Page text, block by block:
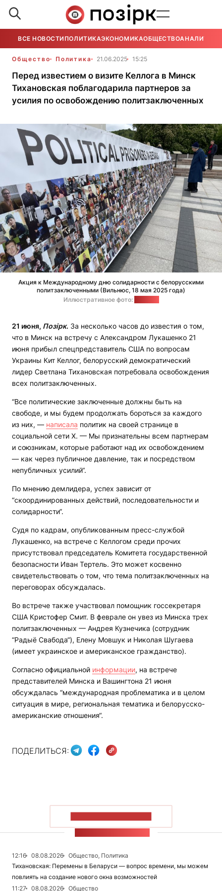
ВСЕ НОВОСТИ ПОЛИТИКАЭКОНОМИКАОБЩЕСТВОАНАЛИТИКА
Общество Политика 21.06.2025 15:25
Перед известием о визите Келлога в Минск
Тихановская поблагодарила партнеров за
усилия по освобождению политзаключенных
Акция к Международному дню солидарности с белорусскими
политзаключенными (Вильнюс, 18 мая 2025 года)
Иллюстративное фото:
21 июня, Позірк. За несколько часов до известия о том,
что в Минск на встречу с Александром Лукашенко 21
июня прибыл спецпредставитель США по вопросам
Украины Кит Келлог, белорусский демократический
лидер Светлана Тихановская потребовала освобождения
всех политзаключенных.
“Все политические заключенные должны быть на
свободе, и мы будем продолжать бороться за каждого
из них, — написала политик на своей странице в
социальной сети Х. — Мы признательны всем партнерам
и союзникам, которые работают над их освобождением
— как через публичное давление, так и посредством
непубличных усилий“.
По мнению демлидера, успех зависит от
“скоординированных действий, последовательности и
солидарности“.
Судя по кадрам, опубликованным пресс-службой
Лукашенко, на встрече с Келлогом среди прочих
присутствовал председатель Комитета государственной
безопасности Иван Тертель. Это может косвенно
свидетельствовать о том, что тема политзаключенных на
переговорах обсуждалась.
Во встрече также участвовал помощник госсекретаря
США Кристофер Смит. В феврале он увез из Минска трех
политзаключенных — Андрея Кузнечика (сотрудник
“Радыё Свабода“), Елену Мовшук и Николая Шугаева
(имеет украинское и американское гражданство).
Согласно официальной информации, на встрече
представителей Минска и Вашингтона 21 июня
обсуждалась “международная проблематика и в целом
ситуация в мире, региональная тематика и белорусско-
американские отношения“.
ПОДЕЛИТЬСЯ:
12:16 08.08.2026
Общество, Политика
Тихановская: Перемены в Беларуси — вопрос времени, мы можем
повлиять на создание нового окна возможностей
11:27
08.08.2026 Общество